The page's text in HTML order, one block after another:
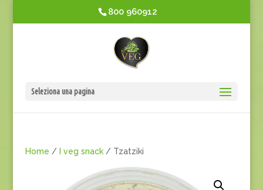
800 960912
Seleziona una pagina
Home / I veg snack/ Tzatziki